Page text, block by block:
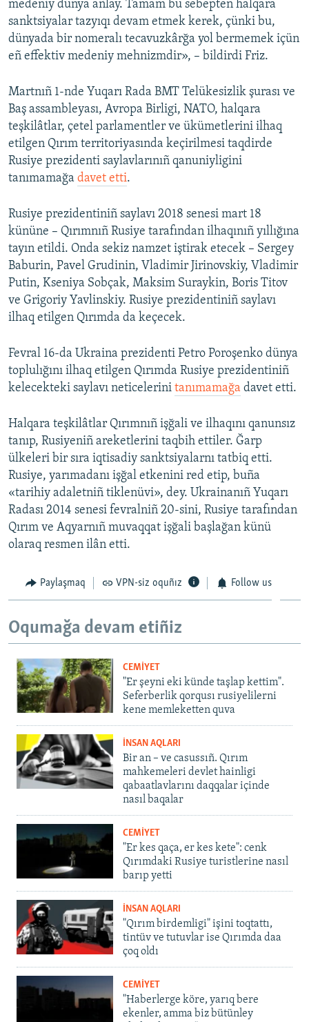
medeniy dünya añlay. Tamam bu sebepten halqara
sanktsiyalar tazyıqı devam etmek kerek, çünki bu,
dünyada bir nomeralı tecavuzkârğa yol bermemek içün
eñ effektiv medeniy mehnizmdir», – bildirdi Friz.
Martnıñ 1-nde Yuqarı Rada BMT Telükesizlik şurası ve
Baş assambleyası, Avropa Birligi, NATO, halqara
teşkilâtlar, çetel parlamentler ve ükümetlerini ilhaq
etilgen Qırım territoriyasında keçirilmesi taqdirde
Rusiye prezidenti saylavlarınıñ qanuniyligini
tanımamağa davet etti.
Rusiye prezidentiniñ saylavı 2018 senesi mart 18
kününe – Qırımnıñ Rusiye tarafından ilhaqınıñ yıllığına
tayın etildi. Onda sekiz namzet iştirak etecek – Sergey
Baburin, Pavel Grudinin, Vladimir Jirinovskiy, Vladimir
Putin, Kseniya Sobçak, Maksim Suraykin, Boris Titov
ve Grigoriy Yavlinskiy. Rusiye prezidentiniñ saylavı
ilhaq etilgen Qırımda da keçecek.
Fevral 16-da Ukraina prezidenti Petro Poroşenko dünya
toplulığını ilhaq etilgen Qırımda Rusiye prezidentiniñ
kelecekteki saylavı neticelerini tanımamağa davet etti.
Halqara teşkilâtlar Qırımnıñ işğali ve ilhaqını qanunsız
tanıp, Rusiyeniñ areketlerini taqbih ettiler. Ğarp
ülkeleri bir sıra iqtisadiy sanktsiyalarnı tatbiq etti.
Rusiye, yarımadanı işğal etkenini red etip, buña
«tarihiy adaletniñ tiklenüvi», dey. Ukrainanıñ Yuqarı
Radası 2014 senesi fevralniñ 20-sini, Rusiye tarafından
Qırım ve Aqyarnıñ muvaqqat işğali başlağan künü
olaraq resmen ilân etti.
Paylaşmaq VPN-siz oquñız Follow us
Oqumağa devam etiñiz
CEMİYET
"Er şeyni eki künde taşlap kettim".
Seferberlik qorqusı rusiyelilerni
kene memleketten quva
İNSAN AQLARI
Bir an – ve casussıñ. Qırım
mahkemeleri devlet hainligi
qabaatlavlarını daqqalar içinde
nasıl baqalar
CEMİYET
"Er kes qaça, er kes kete": cenk
Qırımdaki Rusiye turistlerine nasıl
barıp yetti
İNSAN AQLARI
"Qırım birdemligi" işini toqtattı,
tintüv ve tutuvlar ise Qırımda daa
çoq oldı
CEMİYET
"Haberlerge köre, yarıq bere
ekenler, amma biz bütünley